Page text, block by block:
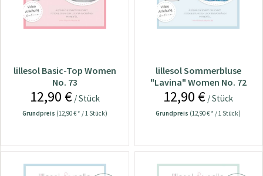
lillesol Basic-Top Women
No. 73
12,90 €/ Stück
Grundpreis (12,90 € * / 1 Stück)
lillesol Sommerbluse
"Lavina" Women No. 72
12,90 € / Stück
Grundpreis (12,90 € * / 1 Stück)